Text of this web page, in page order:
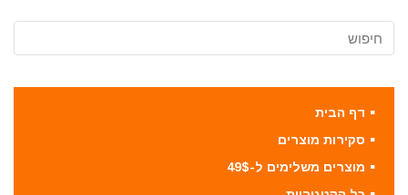
דף הבית
סקירות מוצרים
מוצרים משלימים ל-49$